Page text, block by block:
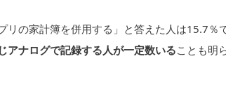
の家計簿を併用する」と答えた人は15.7％で
アナログで記録する人が一定数いることも明